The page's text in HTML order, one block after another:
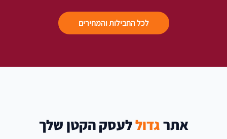
לכל החבילות והמחירים
אתרגדוללעסק הקטן שלך